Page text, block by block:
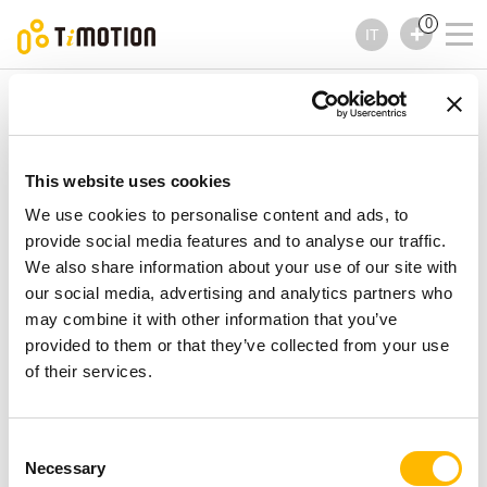
This website uses cookies
We use cookies to personalise content and ads, to
provide social media features and to analyse our traffic.
We also share information about your use of our site with
our social media, advertising and analytics partners who
may combine it with other information that you’ve
provided to them or that they’ve collected from your use
of their services.
Selection
Necessary
IT
0
Serie TL51
Colonne